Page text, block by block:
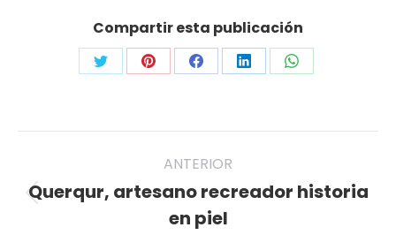
Compartir esta publicación
Share
Twitter
Share
Pinterest
Share
Facebook
Share
LinkedIn
Share
WhatsApp
Navegación
entre
publicaciones
ANTERIOR
Publicación
anterior:
Querqur, artesano recreador historia
en piel